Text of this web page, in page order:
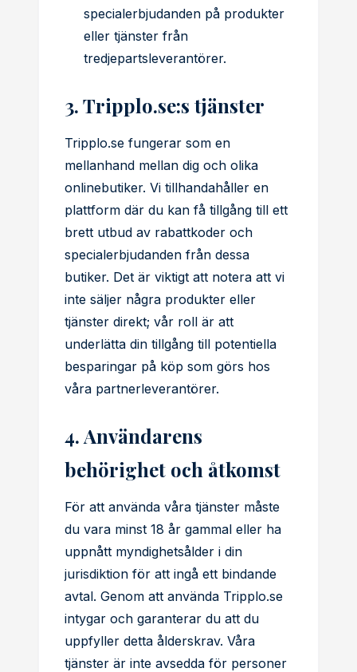
specialerbjudanden på produkter
eller tjänster från
tredjepartsleverantörer.
3. Tripplo.se:s tjänster
Tripplo.se fungerar som en
mellanhand mellan dig och olika
onlinebutiker. Vi tillhandahåller en
plattform där du kan få tillgång till ett
brett utbud av rabattkoder och
specialerbjudanden från dessa
butiker. Det är viktigt att notera att vi
inte säljer några produkter eller
tjänster direkt; vår roll är att
underlätta din tillgång till potentiella
besparingar på köp som görs hos
våra partnerleverantörer.
4. Användarens
behörighet och åtkomst
För att använda våra tjänster måste
du vara minst 18 år gammal eller ha
uppnått myndighetsålder i din
jurisdiktion för att ingå ett bindande
avtal. Genom att använda Tripplo.se
intygar och garanterar du att du
uppfyller detta ålderskrav. Våra
tjänster är inte avsedda för personer